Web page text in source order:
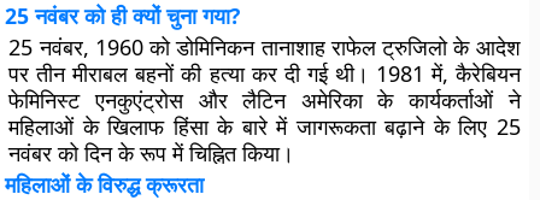
25 नवंबर को ही क्यों चुना गया?
25 नवंबर, 1960 को डोमिनिकन तानाशाह राफेल ट्रुजिलो के आदेश
पर तीन मीराबल बहनों की हत्या कर दी गई थी। 1981 में, कैरेबियन
फेमिनिस्ट एनकुएंट्रोस और लैटिन अमेरिका के कार्यकर्ताओं ने
महिलाओं के खिलाफ हिंसा के बारे में जागरूकता बढ़ाने के लिए 25
नवंबर को दिन के रूप में चिह्नित किया।
महिलाओं के विरुद्ध क्रूरता